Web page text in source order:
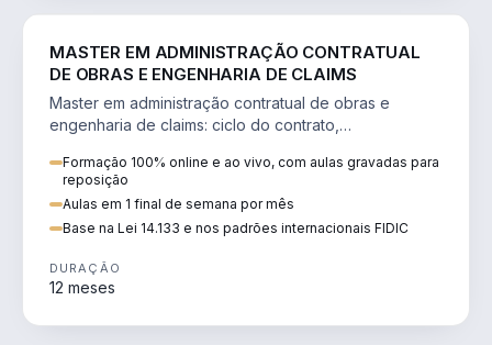
MASTER EM ADMINISTRAÇÃO CONTRATUAL
DE OBRAS E ENGENHARIA DE CLAIMS
Master em administração contratual de obras e
engenharia de claims: ciclo do contrato,
Formação 100% online e ao vivo, com aulas gravadas para
reposição
Aulas em 1 final de semana por mês
Base na Lei 14.133 e nos padrões internacionais FIDIC
DURAÇÃO
12 meses